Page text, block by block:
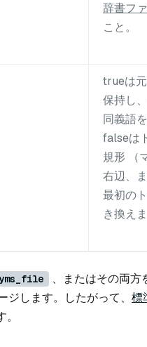
辞書フ
こと。
trueは
保持し
同義語
falseは
規形 （
右辺、
最初の
き換えま
、またはその両方
ジします。したがって、 標